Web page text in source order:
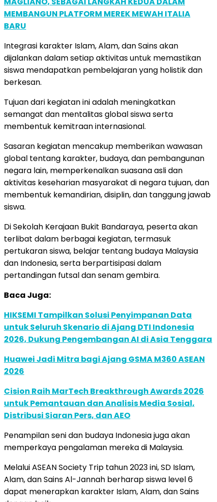
MEMBANGUN PLATFORM MEREK MEWAH ITALIA
BARU
Integrasi karakter Islam, Alam, dan Sains akan
dijalankan dalam setiap aktivitas untuk memastikan
siswa mendapatkan pembelajaran yang holistik dan
berkesan.
Tujuan dari kegiatan ini adalah meningkatkan
semangat dan mentalitas global siswa serta
membentuk kemitraan internasional.
Sasaran kegiatan mencakup memberikan wawasan
global tentang karakter, budaya, dan pembangunan
negara lain, memperkenalkan suasana asli dan
aktivitas keseharian masyarakat di negara tujuan, dan
membentuk kemandirian, disiplin, dan tanggung jawab
siswa.
Di Sekolah Kerajaan Bukit Bandaraya, peserta akan
terlibat dalam berbagai kegiatan, termasuk
pertukaran siswa, belajar tentang budaya Malaysia
dan Indonesia, serta berpartisipasi dalam
pertandingan futsal dan senam gembira.
Baca Juga:
HIKSEMI Tampilkan Solusi Penyimpanan Data
untuk Seluruh Skenario di Ajang DTI Indonesia
2026, Dukung Pengembangan AI di Asia Tenggara
Huawei Jadi Mitra bagi Ajang GSMA M360 ASEAN
2026
Cision Raih MarTech Breakthrough Awards 2026
untuk Pemantauan dan Analisis Media Sosial,
Distribusi Siaran Pers, dan AEO
Penampilan seni dan budaya Indonesia juga akan
memperkaya pengalaman mereka di Malaysia.
Melalui ASEAN Society Trip tahun 2023 ini, SD Islam,
Alam, dan Sains Al-Jannah berharap siswa level 6
dapat menerapkan karakter Islam, Alam, dan Sains